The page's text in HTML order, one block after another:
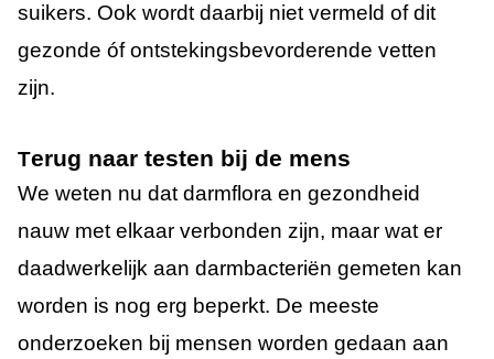
suikers. Ook wordt daarbij niet vermeld of dit
gezonde óf ontstekingsbevorderende vetten
zijn.
Terug naar testen bij de mens
We weten nu dat darmflora en gezondheid
nauw met elkaar verbonden zijn, maar wat er
daadwerkelijk aan darmbacteriën gemeten kan
worden is nog erg beperkt. De meeste
onderzoeken bij mensen worden gedaan aan